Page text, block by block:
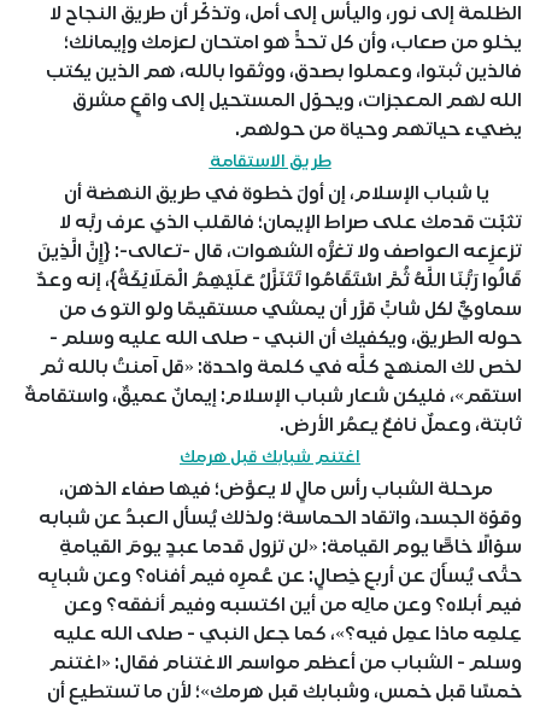
الظلمة إلى نور، واليأس إلى أمل، وتذكّر أن طريق النجاح لا
يخلو من صعاب، وأن كل تحدٍّ هو امتحان لعزمك وإيمانك؛
فالذين ثبتوا، وعملوا بصدق، ووثقوا بالله، هم الذين يكتب
الله لهم المعجزات، ويحوّل المستحيل إلى واقعٍ مشرق
يضيء حياتهم وحياة من حولهم.
طريق الاستقامة
يا شباب الإسلام، إن أولَ خطوة في طريق النهضة أن
تثبِّت قدمك على صراط الإيمان؛ فالقلب الذي عرف ربَّه لا
تزعزِعه العواصف ولا تغرُّه الشهوات، قال -تعالى-: {إِنَّ الَّذِينَ
قَالُوا رَبُّنَا اللَّهُ ثُمَّ اسْتَقَامُوا تَتَنَزَّلُ عَلَيْهِمُ الْمَلَائِكَةُ}، إنه وعدٌ
سماويٌّ لكل شابٍّ قرَّر أن يمشي مستقيمًا ولو التوى من
حوله الطريق، ويكفيك أن النبي - صلى الله عليه وسلم -
لخص لك المنهج كلَّه في كلمة واحدة: «قل آمنتُ بالله ثم
استقم»، فليكن شعار شباب الإسلام: إيمانٌ عميقٌ، واستقامةٌ
ثابتة، وعملٌ نافعٌ يعمُر الأرض.
اغتنم شبابك قبل هرمك
مرحلة الشباب رأس مالٍ لا يعوَّض؛ فيها صفاء الذهن،
وقوّة الجسد، واتقاد الحماسة؛ ولذلك يُسأل العبدُ عن شبابه
سؤالًا خاصًّا يوم القيامة: «لن تزول قدما عبدٍ يومَ القيامةِ
حتَّى يُسأَلَ عن أربعِ خِصالٍ: عن عُمرِه فيم أفناه؟ وعن شبابِه
فيم أبلاه؟ وعن مالِه من أين اكتسبه وفيم أنفقه؟ وعن
عِلمِه ماذا عمِل فيه؟»، كما جعل النبي - صلى الله عليه
وسلم - الشباب من أعظم مواسم الاغتنام فقال: «اغتنم
خمسًا قبل خمس، وشبابك قبل هرمك»؛ لأن ما تستطيع أن